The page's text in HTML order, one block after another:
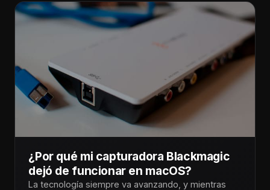
¿Por qué mi capturadora Blackmagic
dejó de funcionar en macOS?
La tecnología siempre va avanzando, y mientras